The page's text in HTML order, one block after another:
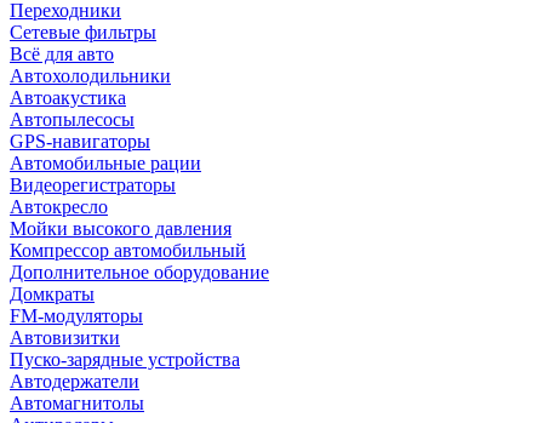
Переходники
Сетевые фильтры
Всё для авто
Автохолодильники
Автоакустика
Автопылесосы
GPS-навигаторы
Автомобильные рации
Видеорегистраторы
Автокресло
Мойки высокого давления
Компрессор автомобильный
Дополнительное оборудование
Домкраты
FM-модуляторы
Автовизитки
Пуско-зарядные устройства
Автодержатели
Автомагнитолы